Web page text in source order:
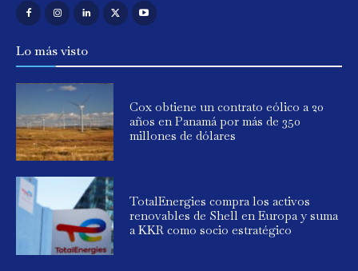
Lo más visto
Cox obtiene un contrato eólico a 20
años en Panamá por más de 350
millones de dólares
TotalEnergies compra los activos
renovables de Shell en Europa y suma
a KKR como socio estratégico